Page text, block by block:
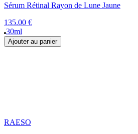
Sérum Rétinal Rayon de Lune Jaune
135.00 €
30ml
Ajouter au panier
RAESO